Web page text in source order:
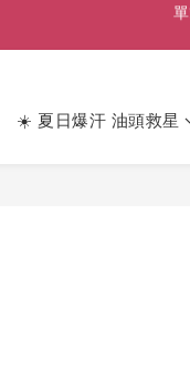
☀️ 夏日爆汗 油頭救星